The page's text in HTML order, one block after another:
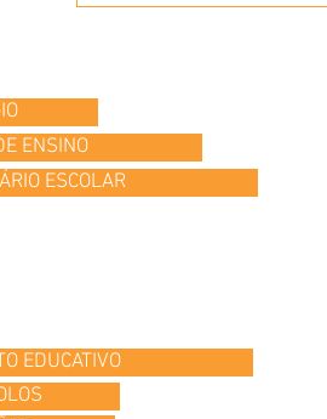
ENSINO
ESCOLAR
EDUCATIVO